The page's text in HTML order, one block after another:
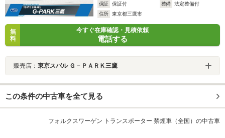
保証
保証付 整備
法定整備付
住所
東京都三鷹市
無
料
今すぐ在庫確認・見積依頼
電話する
販売店： 東京スバル Ｇ－ＰＡＲＫ三鷹
この条件の中古車を全て見る
フォルクスワーゲン トランスポーター 禁煙車（全国）の中古車